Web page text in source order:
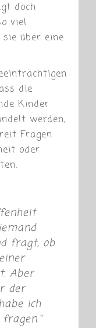
doch
viel
über eine
die
Kinder
werden,
Fragen
oder
fragt, ob
Aber
der
ich